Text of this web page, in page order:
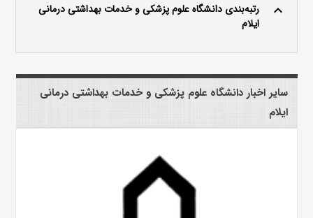
keyboard_arrow_up
رتبه‌بندی دانشگاه علوم پزشکی و خدمات بهداشتی درمانی
ایلام
سایر اخبار دانشگاه علوم پزشکی و خدمات بهداشتی درمانی
ایلام